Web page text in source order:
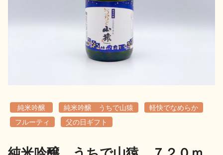
地酒解体新書
純米吟醸 純米吟醸 うちで山猿
軽快でなめらか
フルーティ
父の日ギフト